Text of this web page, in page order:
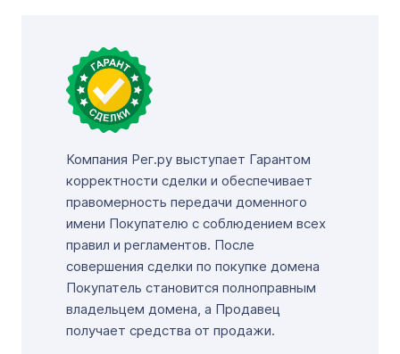
Компания Рег.ру выступает Гарантом
корректности сделки и обеспечивает
правомерность передачи доменного
имени Покупателю с соблюдением всех
правил и регламентов. После
совершения сделки по покупке домена
Покупатель становится полноправным
владельцем домена, а Продавец
получает средства от продажи.